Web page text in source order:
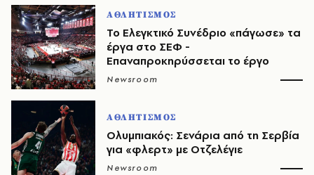
ΑΘΛΗΤΙΣΜΟΣ
Το Ελεγκτικό Συνέδριο «πάγωσε» τα
έργα στο ΣΕΦ -
Επαναπροκηρύσσεται το έργο
Newsroom
ΑΘΛΗΤΙΣΜΟΣ
Ολυμπιακός: Σενάρια από τη Σερβία
για «φλερτ» με Οτζελέγιε
Newsroom